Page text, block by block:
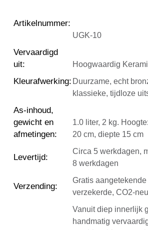
Artikelnummer:
UGK-10
Vervaardigd
uit: Hoogwaardig
Kleurafwerking: Duurzame, echt
klassieke, tijdloze
As-inhoud,
gewicht en
afmetingen:
1.0 liter, 2 kg.
20 cm, diepte 15 cm
Levertijd:
Circa 5 werkdagen,
8 werkdagen
Verzending:
Gratis
verzekerde, CO2-
Vanuit diep innerlijk
handmatig